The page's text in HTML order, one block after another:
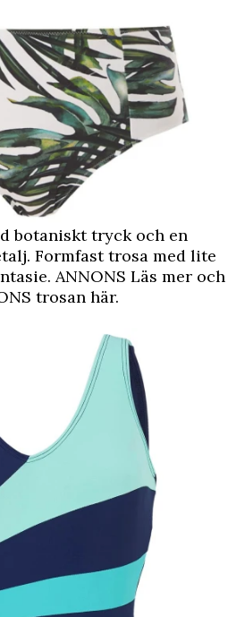
botaniskt tryck och en
Formfast trosa med lite
ANNONS Läs mer och
trosan här.